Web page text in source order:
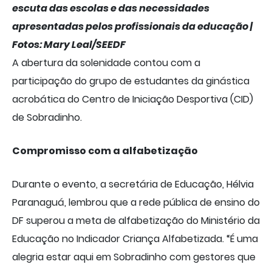
escuta das escolas e das necessidades
apresentadas pelos profissionais da educação |
Fotos: Mary Leal/SEEDF
A abertura da solenidade contou com a
participação do grupo de estudantes da ginástica
acrobática do Centro de Iniciação Desportiva (CID)
de Sobradinho.
Compromisso com a alfabetização
Durante o evento, a secretária de Educação, Hélvia
Paranaguá, lembrou que a rede pública de ensino do
DF superou a meta de alfabetização do Ministério da
Educação no Indicador Criança Alfabetizada. “É uma
alegria estar aqui em Sobradinho com gestores que